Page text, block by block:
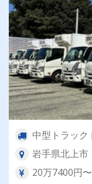
中型トラッ
岩手県北上市
20万7400円